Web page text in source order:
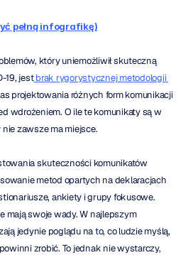
pełną infografikę)
który uniemożliwił skuteczną
19, jest brak rygorystycznej metodologii
projektowania różnych form komunikacji
wdrożeniem. O ile te komunikaty są w
zawsze ma miejsce.
skuteczności komunikatów
metod opartych na deklaracjach
ankiety i grupy fokusowe.
mają swoje wady. W najlepszym
jedynie poglądu na to, co ludzie myślą,
zrobić. To jednak nie wystarczy,